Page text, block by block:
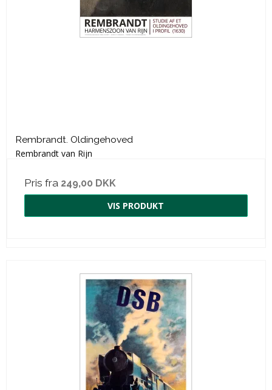
Rembrandt. Oldingehoved
Rembrandt van Rijn
Pris fra 249,00 DKK
VIS PRODUKT